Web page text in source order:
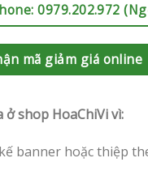
0979.202.972
mã giảm giá online
ở shop HoaChiVi vì:
banner hoặc thiệp